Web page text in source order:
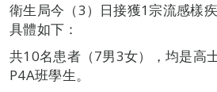
衛生局今（3）日接獲1宗流感樣
具體如下：
共10名患者（7男3女），均是高
P4A班學生。